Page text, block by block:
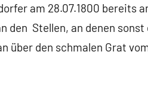
am 28.07.1800 bereits
den Stellen, an denen
über den schmalen Grat